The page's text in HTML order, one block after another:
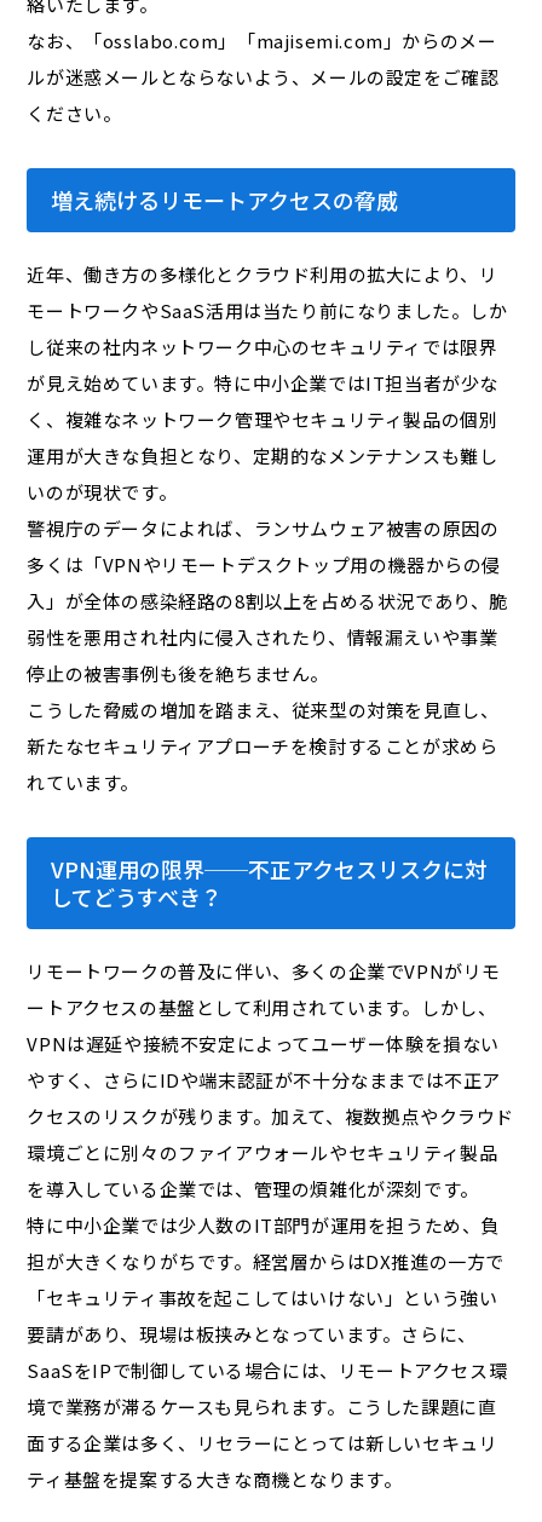
なお、「osslabo.com」「majisemi.com」からのメー
ルが迷惑メールとならないよう、メールの設定をご確認
ください。
増え続けるリモートアクセスの脅威
近年、働き方の多様化とクラウド利用の拡大により、リ
モートワークやSaaS活用は当たり前になりました。しか
し従来の社内ネットワーク中心のセキュリティでは限界
が見え始めています。特に中小企業ではIT担当者が少な
く、複雑なネットワーク管理やセキュリティ製品の個別
運用が大きな負担となり、定期的なメンテナンスも難し
いのが現状です。
警視庁のデータによれば、ランサムウェア被害の原因の
多くは「VPNやリモートデスクトップ用の機器からの侵
入」が全体の感染経路の8割以上を占める状況であり、脆
弱性を悪用され社内に侵入されたり、情報漏えいや事業
停止の被害事例も後を絶ちません。
こうした脅威の増加を踏まえ、従来型の対策を見直し、
新たなセキュリティアプローチを検討することが求めら
れています。
VPN運用の限界──不正アクセスリスクに対
してどうすべき？
リモートワークの普及に伴い、多くの企業でVPNがリモ
ートアクセスの基盤として利用されています。しかし、
VPNは遅延や接続不安定によってユーザー体験を損ない
やすく、さらにIDや端末認証が不十分なままでは不正ア
クセスのリスクが残ります。加えて、複数拠点やクラウド
環境ごとに別々のファイアウォールやセキュリティ製品
を導入している企業では、管理の煩雑化が深刻です。
特に中小企業では少人数のIT部門が運用を担うため、負
担が大きくなりがちです。経営層からはDX推進の一方で
「セキュリティ事故を起こしてはいけない」という強い
要請があり、現場は板挟みとなっています。さらに、
SaaSをIPで制御している場合には、リモートアクセス環
境で業務が滞るケースも見られます。こうした課題に直
面する企業は多く、リセラーにとっては新しいセキュリ
ティ基盤を提案する大きな商機となります。